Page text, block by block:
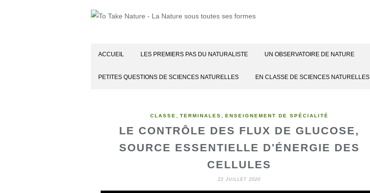
ACCUEIL LES PREMIERS PAS DU NATURALISTE UN OBSERVATOIRE DE NATURE
PETITES QUESTIONS DE SCIENCES NATURELLES EN CLASSE DE SCIENCES NATURELLES
CLASSE TERMINALES ENSEIGNEMENT DE SPÉCIALITÉ
LE CONTRÔLE DES FLUX DE GLUCOSE,
SOURCE ESSENTIELLE D'ÉNERGIE DES
CELLULES
22 JUILLET 2020